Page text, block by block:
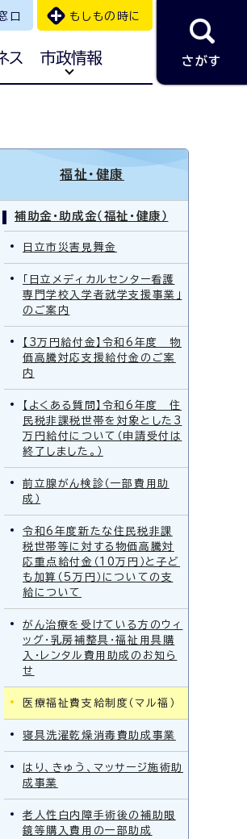
口 もしもの時に
ス 市政情報 さがす
福祉・健康
補助金・助成金（福祉・健康）
日立市災害見舞金
「日立メディカルセンター看護
専門学校入学者就学支援事業」
のご案内
【3万円給付金】令和6年度 物
価高騰対応支援給付金のご案
内
【よくある質問】令和6年度 住
民税非課税世帯を対象とした3
万円給付について（申請受付は
終了しました。）
前立腺がん検診（一部費用助
成）
令和6年度新たな住民税非課
税世帯等に対する物価高騰対
応重点給付金（10万円）と子ど
も加算（5万円）についての支
給について
がん治療を受けている方のウィ
ッグ・乳房補整具・福祉用具購
入・レンタル費用助成のお知ら
せ
医療福祉費支給制度（マル福）
寝具洗濯乾燥消毒費助成事業
はり、きゅう、マッサージ施術助
成事業
老人性白内障手術後の補助眼
鏡等購入費用の一部助成